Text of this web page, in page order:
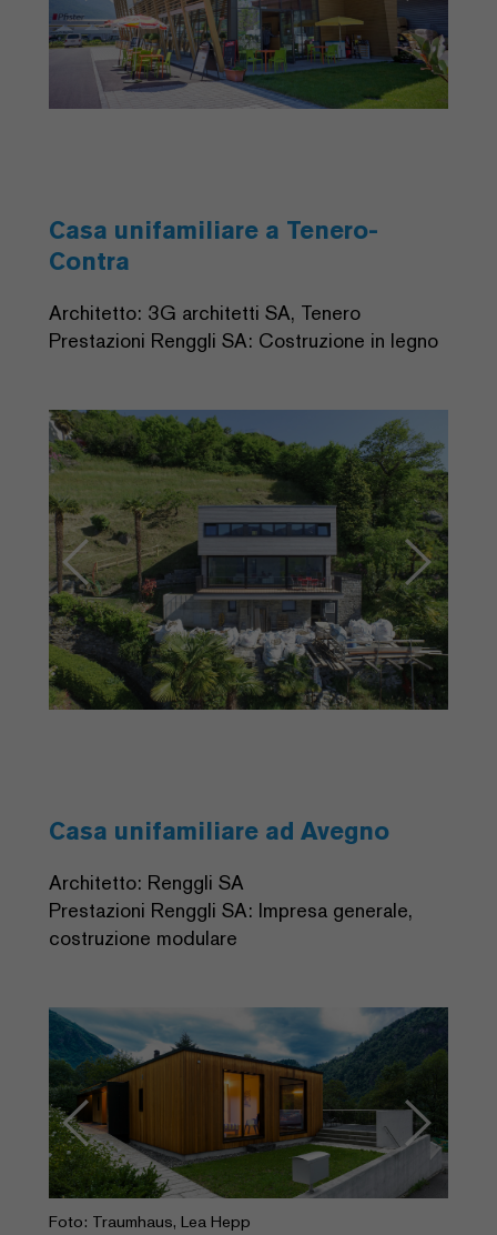
Casa unifamiliare a Tenero-
Contra
Architetto: 3G architetti SA, Tenero
Prestazioni Renggli SA: Costruzione in legno
Previous
Casa unifamiliare ad Avegno
Architetto: Renggli SA
Prestazioni Renggli SA: Impresa generale,
costruzione modulare
Foto: Traumhaus, Lea Hepp
Previous Next